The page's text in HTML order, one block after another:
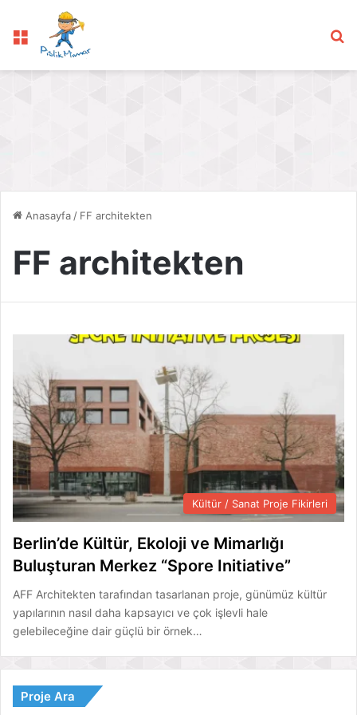
Menü
Anasayfa / FF architekten
FF architekten
Kültür / Sanat Proje Fikirleri
Berlin’de Kültür, Ekoloji ve Mimarlığı
Buluşturan Merkez “Spore Initiative”
AFF Architekten tarafından tasarlanan proje, günümüz kültür
yapılarının nasıl daha kapsayıcı ve çok işlevli hale
gelebileceğine dair güçlü bir örnek…
Proje Ara